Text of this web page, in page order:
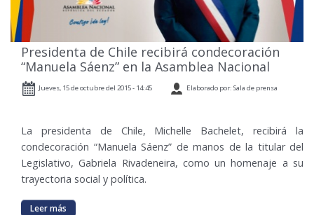
Presidenta de Chile recibirá condecoración
“Manuela Sáenz” en la Asamblea Nacional
Jueves, 15 de octubre del 2015 - 14:45 Elaborado por: Sala de prensa
La presidenta de Chile, Michelle Bachelet, recibirá la
condecoración “Manuela Sáenz” de manos de la titular del
Legislativo, Gabriela Rivadeneira, como un homenaje a su
trayectoria social y política.
Leer más